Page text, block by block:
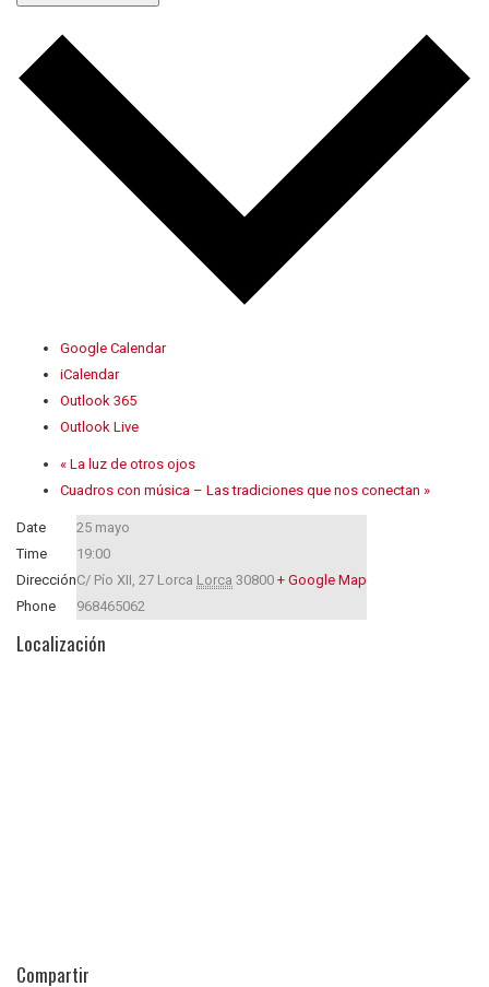
Google Calendar
iCalendar
Outlook 365
Outlook Live
« La luz de otros ojos
Cuadros con música – Las tradiciones que nos conectan »
Date
25 mayo
Time
19:00
DirecciónC/ Pío XII, 27 Lorca Lorca 30800 + Google Map
Phone
968465062
Localización
Compartir